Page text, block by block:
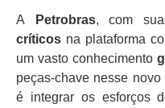
A Petrobras, com
críticos na plataforma
um vasto conhecimento
peças-chave nesse
é integrar os esforços